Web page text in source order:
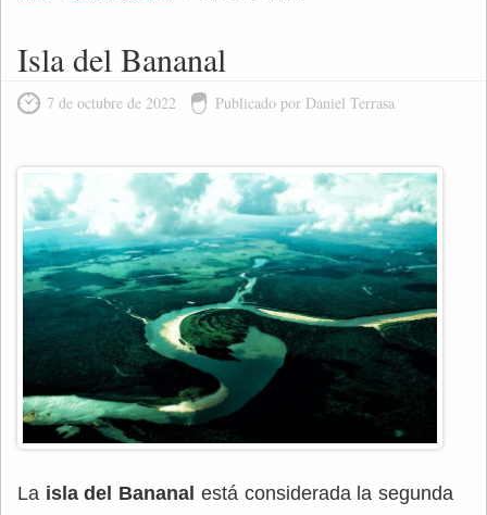
Isla del Bananal
7 de octubre de 2022 Publicado por Daniel Terrasa
La isla del Bananal está considerada la segunda